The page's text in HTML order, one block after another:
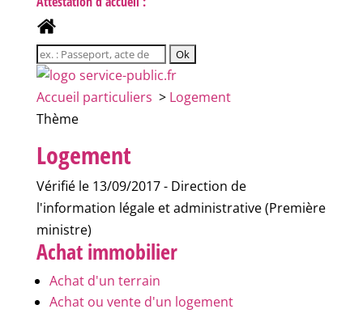
Accueil particuliers > Logement
Thème
Logement
Vérifié le 13/09/2017 - Direction de
l'information légale et administrative (Première
ministre)
Achat immobilier
Achat d'un terrain
Achat ou vente d'un logement